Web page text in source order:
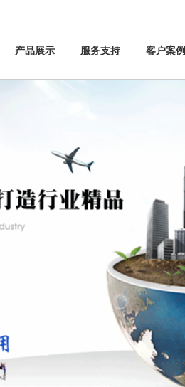
产品展示 服务支持 客户案例